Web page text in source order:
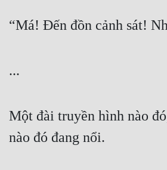
“Má! Đến đồn cảnh sát!
...
Một đài truyền hình nào
nào đó đang nổi.